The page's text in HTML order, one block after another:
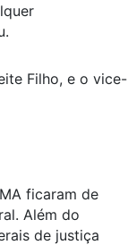
Filho, e o vice-
ficaram de
Além do
de justiça